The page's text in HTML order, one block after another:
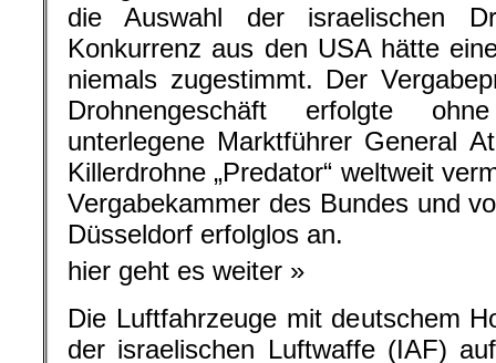
die Auswahl der israelischen
Konkurrenz aus den USA hätte
niemals zugestimmt. Der
Drohnengeschäft erfolgte
unterlegene Marktführer General
Killerdrohne „Predator“ weltweit
Vergabekammer des Bundes und
Düsseldorf erfolglos an.
hier geht es weiter »
Die Luftfahrzeuge mit deutschem
der israelischen Luftwaffe (IAF)